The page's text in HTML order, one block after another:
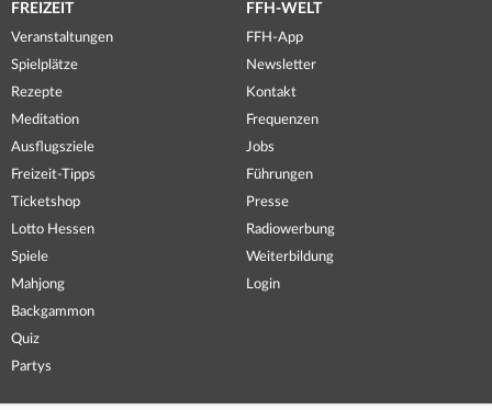
FREIZEIT
Veranstaltungen
Spielplätze
Rezepte
Meditation
Ausflugsziele
Freizeit-Tipps
Ticketshop
Lotto Hessen
Spiele
Mahjong
Backgammon
Quiz
Partys
FFH-WELT
FFH-App
Newsletter
Kontakt
Frequenzen
Jobs
Führungen
Presse
Radiowerbung
Weiterbildung
Login